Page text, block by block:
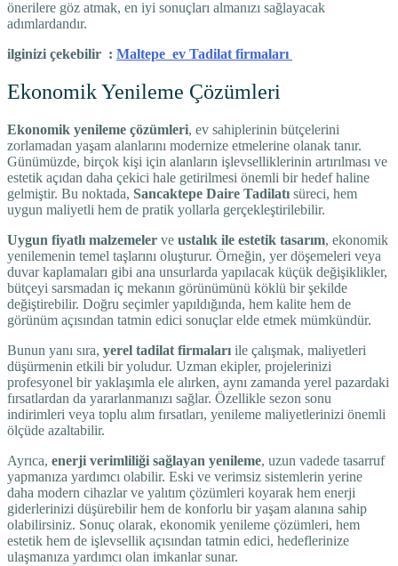
önerilere göz atmak, en iyi sonuçları almanızı sağlayacak
adımlardandır.
ilginizi çekebilir : Maltepe ev Tadilat firmaları
Ekonomik Yenileme Çözümleri
Ekonomik yenileme çözümleri, ev sahiplerinin bütçelerini
zorlamadan yaşam alanlarını modernize etmelerine olanak tanır.
Günümüzde, birçok kişi için alanların işlevselliklerinin artırılması ve
estetik açıdan daha çekici hale getirilmesi önemli bir hedef haline
gelmiştir. Bu noktada, Sancaktepe Daire Tadilatı süreci, hem
uygun maliyetli hem de pratik yollarla gerçekleştirilebilir.
Uygun fiyatlı malzemeler ve ustalık ile estetik tasarım, ekonomik
yenilemenin temel taşlarını oluşturur. Örneğin, yer döşemeleri veya
duvar kaplamaları gibi ana unsurlarda yapılacak küçük değişiklikler,
bütçeyi sarsmadan iç mekanın görünümünü köklü bir şekilde
değiştirebilir. Doğru seçimler yapıldığında, hem kalite hem de
görünüm açısından tatmin edici sonuçlar elde etmek mümkündür.
Bunun yanı sıra, yerel tadilat firmaları ile çalışmak, maliyetleri
düşürmenin etkili bir yoludur. Uzman ekipler, projelerinizi
profesyonel bir yaklaşımla ele alırken, aynı zamanda yerel pazardaki
fırsatlardan da yararlanmanızı sağlar. Özellikle sezon sonu
indirimleri veya toplu alım fırsatları, yenileme maliyetlerinizi önemli
ölçüde azaltabilir.
Ayrıca, enerji verimliliği sağlayan yenileme, uzun vadede tasarruf
yapmanıza yardımcı olabilir. Eski ve verimsiz sistemlerin yerine
daha modern cihazlar ve yalıtım çözümleri koyarak hem enerji
giderlerinizi düşürebilir hem de konforlu bir yaşam alanına sahip
olabilirsiniz. Sonuç olarak, ekonomik yenileme çözümleri, hem
estetik hem de işlevsellik açısından tatmin edici, hedeflerinize
ulaşmanıza yardımcı olan imkanlar sunar.